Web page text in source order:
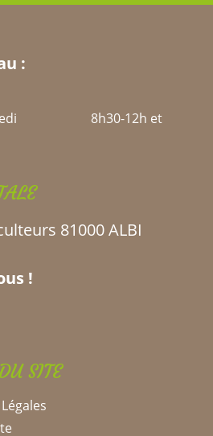
:
8h30-12h et
81000 ALBI
!
SITE